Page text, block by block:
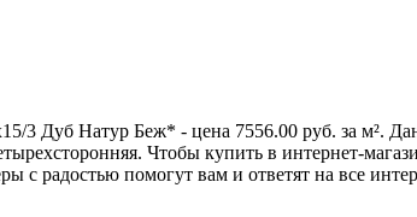
3 Дуб Натур Беж* - цена 7556.00 руб. за м².
Чтобы купить в интернет-
радостью помогут вам и ответят на все